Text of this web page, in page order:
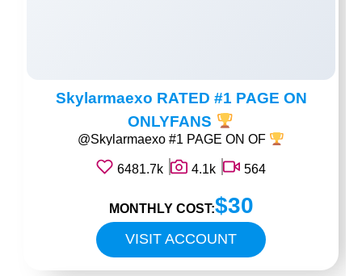
Skylarmaexo RATED #1 PAGE ON
ONLYFANS
@Skylarmaexo #1 PAGE ON OF
6481.7k 4.1k 564
VISIT ACCOUNT
MONTHLY COST:$30